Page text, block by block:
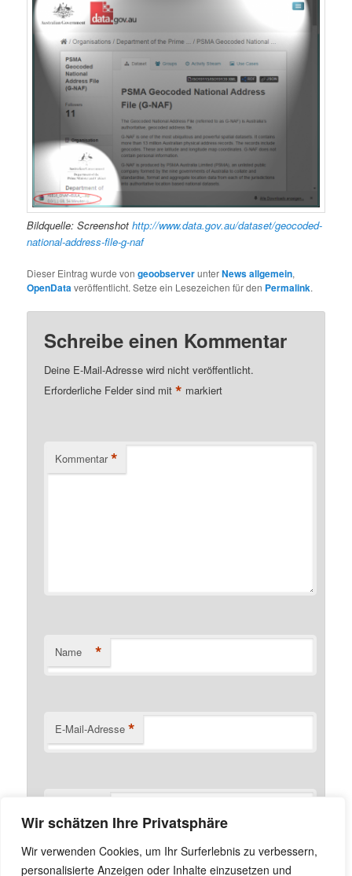
Wir schätzen Ihre Privatsphäre
Wir verwenden Cookies, um Ihr Surferlebnis zu verbessern,
personalisierte Anzeigen oder Inhalte einzusetzen und
Bildquelle: Screenshothttp://www.data.gov.au/dataset/geocoded-
national-address-file-g-naf
Dieser Eintrag wurde vongeoobserverunterNews allgemein,
OpenDataveröffentlicht. Setze ein Lesezeichen für den Permalink.
Schreibe einen Kommentar
Deine E-Mail-Adresse wird nicht veröffentlicht.
Erforderliche Felder sind mit* markiert
Kommentar *
Name *
E-Mail-Adresse *
Name, E-Mail-Adresse und Website in diesem Browser
für meinen nächsten Kommentar speichern.